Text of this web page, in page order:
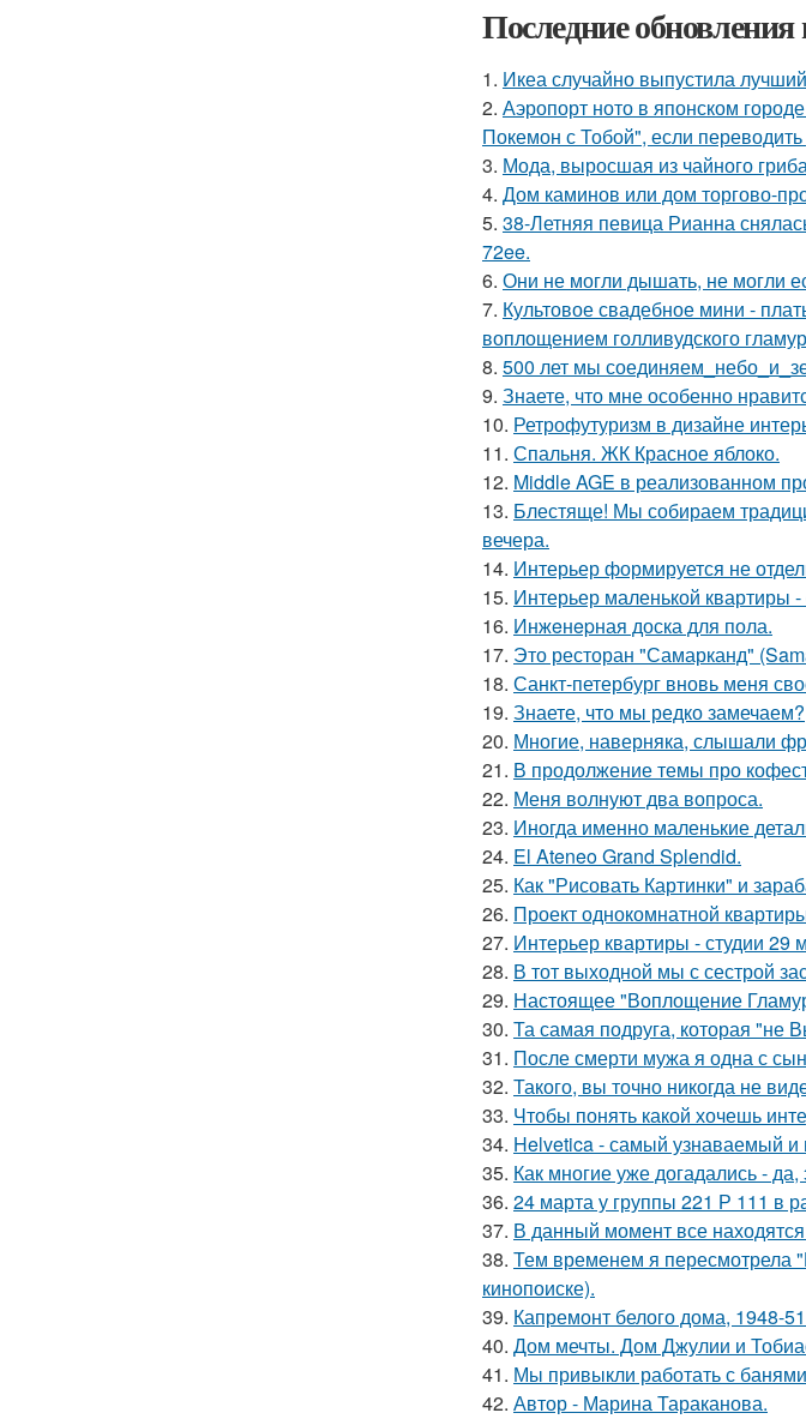
Последние обновления
1. Икеа случайно выпустила
2. Аэропорт ното в японском
Покемон с Тобой", если
3. Мода, выросшая из чайного
4. Дом каминов или дом торгово-
5. 38-Летняя певица Рианна
72ee.
6. Они не могли дышать, не могли
7. Культовое свадебное мини -
воплощением голливудского
8. 500 лет мы
9. Знаете, что мне особенно
10. Ретрофутуризм в дизайне
11. Спальня. ЖК Красное яблоко.
12. Middle AGE в реализованном
13. Блестяще! Мы собираем
вечера.
14. Интерьер формируется не
15. Интерьер маленькой квартиры
16. Инжeнepная доска для пола.
17. Это ресторан "Самарканд"
18. Санкт-петербург вновь меня
19. Знаете, что мы редко замечаем?
20. Многие, наверняка, слышали
21. В продолжение темы про
22. Меня волнуют два вопроса.
23. Иногда именно маленькие
24. El Ateneo Grand Splendid.
25. Как "Рисовать Картинки" и
26. Проект однокомнатной
27. Интерьер квартиры - студии 29
28. В тот выходной мы с сестрой
29. Настоящее "Воплощение
30. Та самая подруга, которая "не
31. После смерти мужа я одна с
32. Такого, вы точно никогда не
33. Чтобы понять какой хочешь
34. Helvetica - самый узнаваемый
35. Как многие уже догадались -
36. 24 марта у группы 221 Р 111 в
37. В данный момент все
38. Тем временем я пересмотрела
кинопоиске).
39. Капремонт белого дома, 1948-
40. Дом мечты. Дом Джулии и
41. Мы привыкли работать с
42. Автор - Марина Тараканова.